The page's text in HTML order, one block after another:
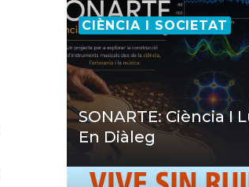
CIÈNCIA I SOCIETAT
SONARTE: Ciència I
En Diàleg